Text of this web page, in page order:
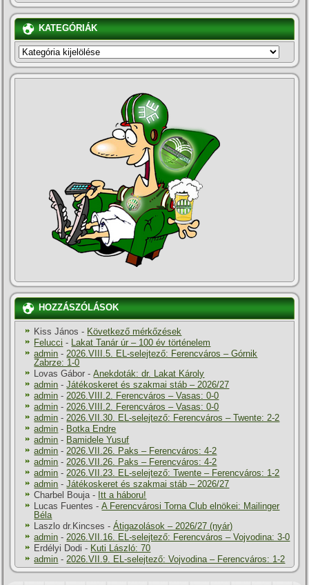
KATEGÓRIÁK
KATEGÓRIÁK
HOZZÁSZÓLÁSOK
Kiss János - Következő mérkőzések
Felucci -
Lakat Tanár úr – 100 év történelem
admin - 2026.VIII.5. EL-selejtező: Ferencváros – Górnik
Zabrze: 1-0
Lovas Gábor -Anekdoták: dr. Lakat Károly
admin -Játékoskeret és szakmai stáb – 2026/27
admin - 2026.VIII.2. Ferencváros – Vasas: 0-0
admin - 2026.VIII.2. Ferencváros – Vasas: 0-0
admin - 2026.VII.30. EL-selejtező: Ferencváros – Twente: 2-2
admin - Botka Endre
admin - Bamidele Yusuf
admin - 2026.VII.26. Paks – Ferencváros: 4-2
admin - 2026.VII.26. Paks – Ferencváros: 4-2
admin - 2026.VII.23. EL-selejtező: Twente – Ferencváros: 1-2
admin -Játékoskeret és szakmai stáb – 2026/27
Charbel Bouja - Itt a háboru!
Lucas Fuentes -A Ferencvárosi Torna Club elnökei: Mailinger
Béla
Laszlo dr.Kincses -Átigazolások – 2026/27 (nyár)
admin - 2026.VII.16. EL-selejtező: Ferencváros – Vojvodina: 3-0
Erdélyi Dodi - Kuti László: 70
admin - 2026.VII.9. EL-selejtező: Vojvodina – Ferencváros: 1-2